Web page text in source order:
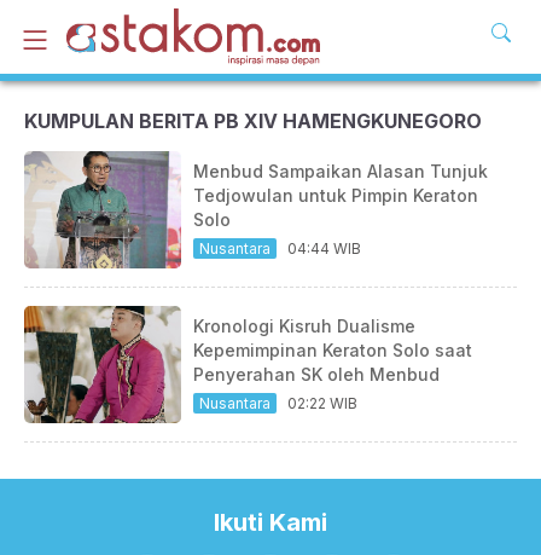
KUMPULAN BERITA PB XIV HAMENGKUNEGORO
Menbud Sampaikan Alasan Tunjuk
Tedjowulan untuk Pimpin Keraton
Solo
Nusantara 04:44 WIB
Kronologi Kisruh Dualisme
Kepemimpinan Keraton Solo saat
Penyerahan SK oleh Menbud
Nusantara 02:22 WIB
Ikuti Kami